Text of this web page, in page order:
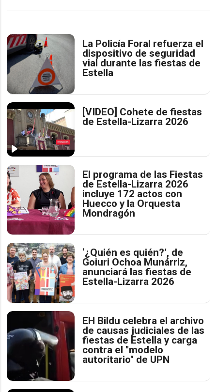
La Policía Foral refuerza el
dispositivo de seguridad
vial durante las fiestas de
Estella
[VIDEO] Cohete de fiestas
de Estella-Lizarra 2026
El programa de las Fiestas
de Estella-Lizarra 2026
incluye 172 actos con
Huecco y la Orquesta
Mondragón
‘¿Quién es quién?’, de
Goiuri Ochoa Munárriz,
anunciará las fiestas de
Estella-Lizarra 2026
EH Bildu celebra el archivo
de causas judiciales de las
fiestas de Estella y carga
contra el "modelo
autoritario" de UPN